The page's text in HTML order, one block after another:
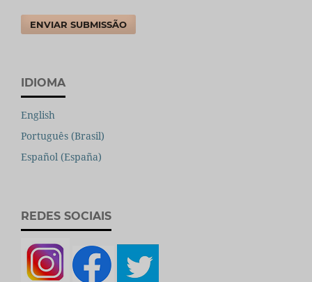
ENVIAR SUBMISSÃO
IDIOMA
English
Português (Brasil)
Español (España)
REDES SOCIAIS